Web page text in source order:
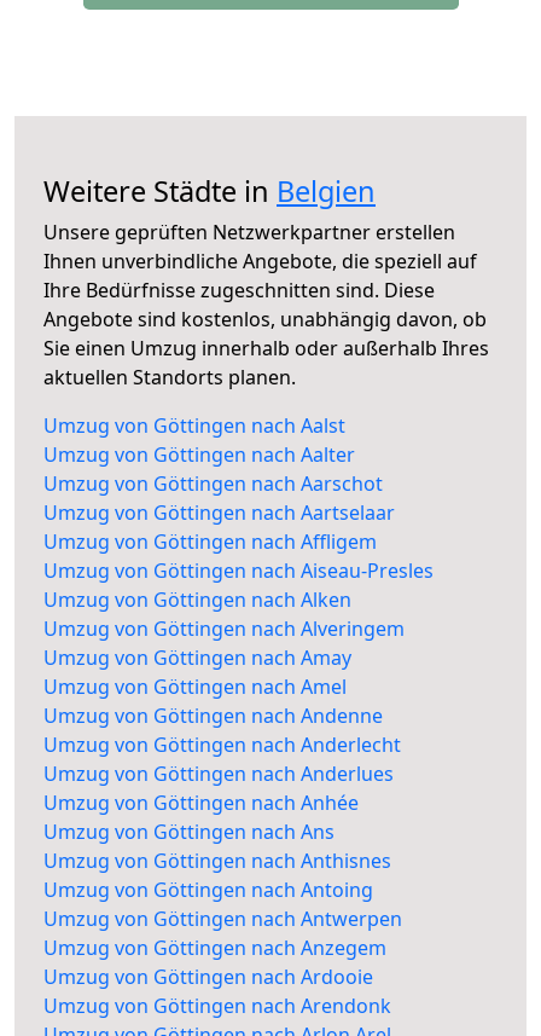
Weitere Städte in Belgien
Unsere geprüften Netzwerkpartner erstellen
Ihnen unverbindliche Angebote, die speziell auf
Ihre Bedürfnisse zugeschnitten sind. Diese
Angebote sind kostenlos, unabhängig davon, ob
Sie einen Umzug innerhalb oder außerhalb Ihres
aktuellen Standorts planen.
Umzug von Göttingen nach Aalst
Umzug von Göttingen nach Aalter
Umzug von Göttingen nach Aarschot
Umzug von Göttingen nach Aartselaar
Umzug von Göttingen nach Affligem
Umzug von Göttingen nach Aiseau-Presles
Umzug von Göttingen nach Alken
Umzug von Göttingen nach Alveringem
Umzug von Göttingen nach Amay
Umzug von Göttingen nach Amel
Umzug von Göttingen nach Andenne
Umzug von Göttingen nach Anderlecht
Umzug von Göttingen nach Anderlues
Umzug von Göttingen nach Anhée
Umzug von Göttingen nach Ans
Umzug von Göttingen nach Anthisnes
Umzug von Göttingen nach Antoing
Umzug von Göttingen nach Antwerpen
Umzug von Göttingen nach Anzegem
Umzug von Göttingen nach Ardooie
Umzug von Göttingen nach Arendonk